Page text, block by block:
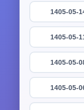
1405-05-
1405-05-
1405-05-
1405-05-